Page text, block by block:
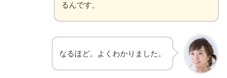
るんです。
なるほど。よくわかりました。